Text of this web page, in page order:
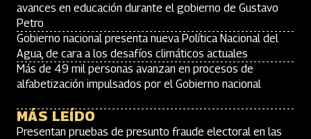
avances en educación durante el gobierno de Gustavo
Petro
Gobierno nacional presenta nueva Política Nacional del
Agua, de cara a los desafíos climáticos actuales
Más de 49 mil personas avanzan en procesos de
alfabetización impulsados por el Gobierno nacional
MÁS LEÍDO
Presentan pruebas de presunto fraude electoral en las